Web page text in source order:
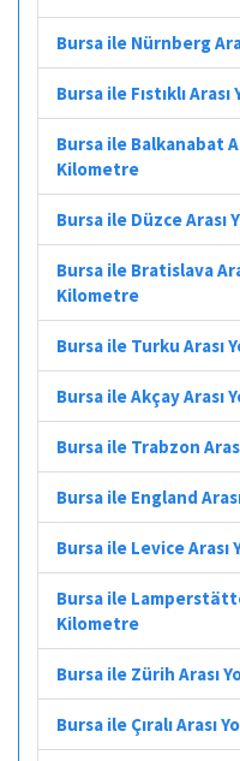
Bursa ile Nürnberg
Bursa ile Fıstıklı
Bursa ile Balkanabat
Kilometre
Bursa ile Düzce Arası
Bursa ile Bratislava
Kilometre
Bursa ile Turku Arası
Bursa ile Akçay Arası
Bursa ile Trabzon
Bursa ile England
Bursa ile Levice
Bursa ile
Kilometre
Bursa ile Zürih Arası
Bursa ile Çıralı Arası